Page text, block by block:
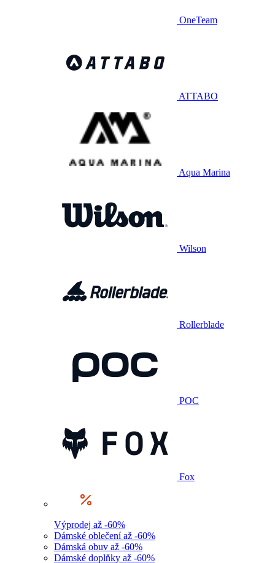
OneTeam
ATTABO
Aqua Marina
Wilson
Rollerblade
POC
Fox
Výprodej až -60%
Dámské oblečení až -60%
Dámská obuv až -60%
Dámské doplňky až -60%